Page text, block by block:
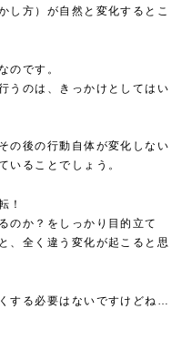
し方）が自然と変化するとこ
のです。
うのは、きっかけとしてはい
の後の行動自体が変化しない
いることでしょう。
！
のか？をしっかり目的立て
、全く違う変化が起こると思
する必要はないですけどね…